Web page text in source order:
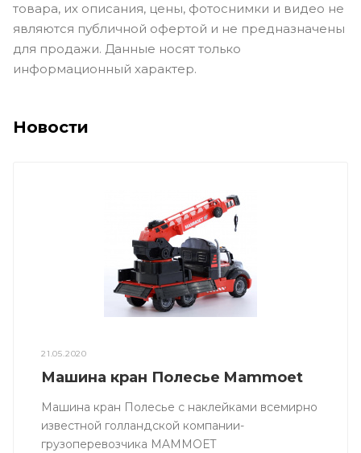
товара, их описания, цены, фотоснимки и видео не
являются публичной офертой и не предназначены
для продажи. Данные носят только
информационный характер.
Новости
21.05.2020
Машина кран Полесье Mammoet
Машина кран Полесье с наклейками всемирно
известной голландской компании-
грузоперевозчика MAMMOET